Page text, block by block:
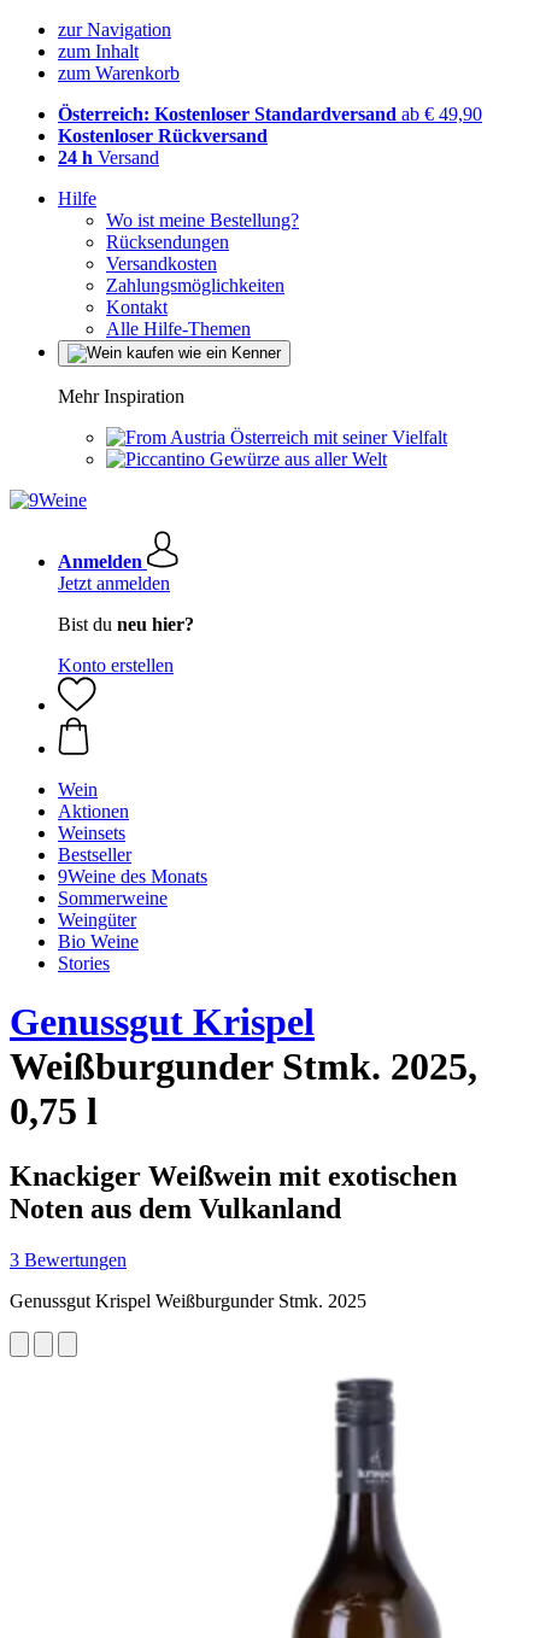
zur Navigation
zum Inhalt
zum Warenkorb
Österreich: Kostenloser Standardversand ab € 49,90
Kostenloser Rückversand
24 h Versand
Hilfe
Wo ist meine Bestellung?
Rücksendungen
Versandkosten
Zahlungsmöglichkeiten
Kontakt
Alle Hilfe-Themen
Mehr Inspiration
Österreich mit seiner Vielfalt
Gewürze aus aller Welt
Anmelden
Jetzt anmelden
Bist du neu hier?
Konto erstellen
Wein
Aktionen
Weinsets
Bestseller
9Weine des Monats
Sommerweine
Weingüter
Bio Weine
Stories
Genussgut Krispel
Weißburgunder Stmk. 2025,
0,75 l
Knackiger Weißwein mit exotischen
Noten aus dem Vulkanland
3 Bewertungen
Genussgut Krispel Weißburgunder Stmk. 2025